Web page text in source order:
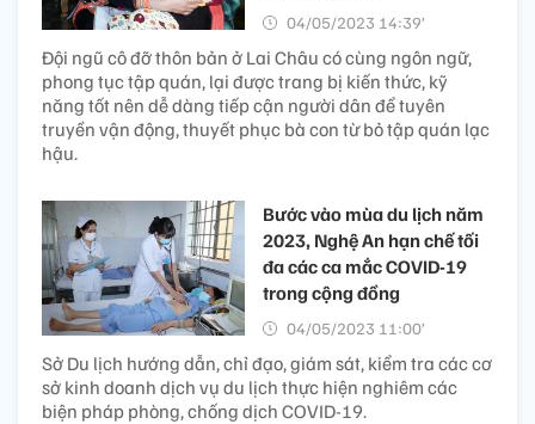
04/05/2023 14:39’
Đội ngũ cô đỡ thôn bản ở Lai Châu có cùng ngôn ngữ,
phong tục tập quán, lại được trang bị kiến thức, kỹ
năng tốt nên dễ dàng tiếp cận người dân để tuyên
truyền vận động, thuyết phục bà con từ bỏ tập quán lạc
hậu.
Bước vào mùa du lịch năm
2023, Nghệ An hạn chế tối
đa các ca mắc COVID-19
trong cộng đồng
04/05/2023 11:00’
Sở Du lịch hướng dẫn, chỉ đạo, giám sát, kiểm tra các cơ
sở kinh doanh dịch vụ du lịch thực hiện nghiêm các
biện pháp phòng, chống dịch COVID-19.